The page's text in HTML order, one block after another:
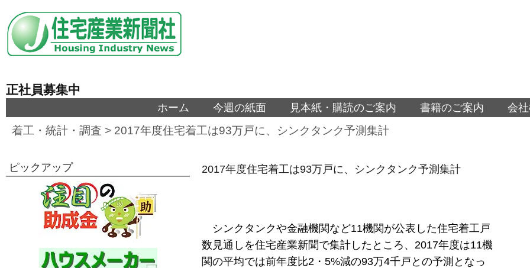
正社員募集中
ホーム 今週の紙面 見本紙・購読のご案内 書籍のご案内 会
着工・統計・調査 > 2017年度住宅着工は93万戸に、シンクタンク予測集計
2017年度住宅着工は93万戸に、シンクタンク予測集計
シンクタンクや金融機関など11機関が公表した住宅着工戸
数見通しを住宅産業新聞で集計したところ、2017年度は11機
関の平均では前年度比2・5%減の93万4千戸との予測となっ
ピックアップ